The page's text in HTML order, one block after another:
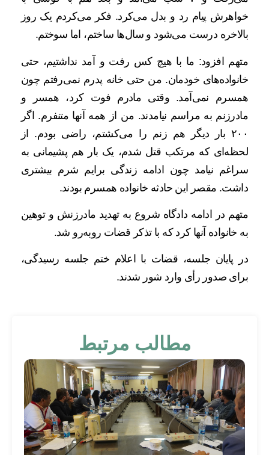
خواهرش پیام رد و بدل می‌کرد. فکر می‌کردم یک روز
بالاخره درست می‌شود و سال‌ها ساختم، اما سوختم.
متهم افزود: ما با هیچ ‌کس رفت و آمد نداشتیم، حتی
خانواده‌های خودمان. من حتی خانه پدرم نمی‌رفتم چون
همسرم نمی‌آمد. وقتی مادرم فوت کرد، همسر و
مادرزنم به مراسم نیامدند. من از همه آنها متنفرم. اگر
۲۰۰ بار دیگر هم زنم را می‌کشتم، راضی بودم. از
لحظه‌ای که مرتکب قتل شدم، یک‌ بار هم پشیمانی به
سراغم نیامد چون ادامه زندگی برایم شرم بیشتری
داشت. مقصر این حادثه خانواده همسرم بودند.
متهم در ادامه دادگاه شروع به تهدید مادرزنش و توهین
به خانواده آنها کرد که با تذکر قضات روبه‌رو شد.
در پایان جلسه، قضات با اعلام ختم جلسه رسیدگی،
برای صدور رأی وارد شور شدند.
مطالب مرتبط